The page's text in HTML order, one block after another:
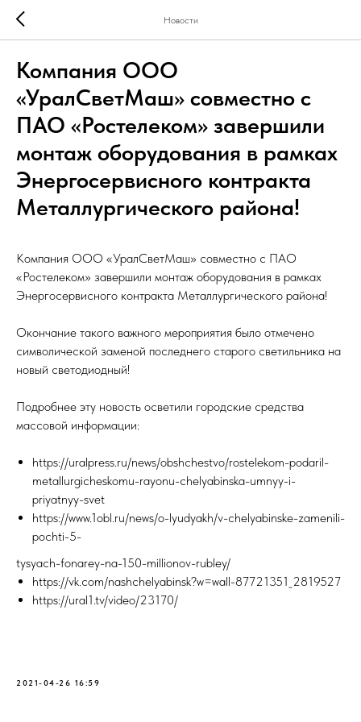
Новости
Компания ООО
«УралСветМаш» совместно с
ПАО «Ростелеком» завершили
монтаж оборудования в рамках
Энергосервисного контракта
Металлургического района!
Компания ООО «УралСветМаш» совместно с ПАО
«Ростелеком» завершили монтаж оборудования в рамках
Энергосервисного контракта Металлургического района!
Окончание такого важного мероприятия было отмечено
символической заменой последнего старого светильника на
новый светодиодный!
Подробнее эту новость осветили городские средства
массовой информации:
https://uralpress.ru/news/obshchestvo/rostelekom-podaril-
metallurgicheskomu-rayonu-chelyabinska-umnyy-i-
priyatnyy-svet
https://www.1obl.ru/news/o-lyudyakh/v-chelyabinske-zamenili-
pochti-5-
tysyach-fonarey-na-150-millionov-rubley/
https://vk.com/nashchelyabinsk?w=wall-87721351_2819527
https://ural1.tv/video/23170/
2021-04-26 16:59